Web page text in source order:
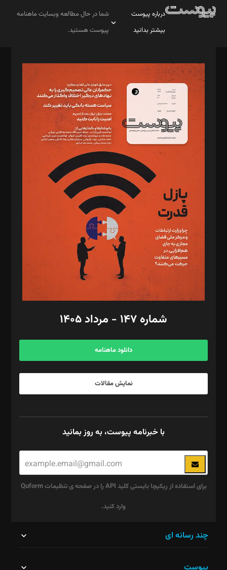
درباره پیوست
بیشتر بدانید
شما در حال مطالعه وبسایت ماهنامه
پیوست هستید.
مدیر مسئول: محمدباقر اثنی‌عشری
سردبیر: مهرک محمودی
دبیر تحریریه: میثم قاسمی
د‌بیر ناداستان: سمانه سمیع
د‌بیر خدمت و تجارت: ابوالفضل رجبی
د‌بیر حقوق فناوری: حسام‌الدین ایپکچی
د‌بیر پیوست جهان: مینا پاکدل
د‌بیر تحریریه آنلاین: بابک نقاش
تحریریه‌: مجتبی محمود‌ی، آرش برهمند، یسنا امان‌پور، سروش کرمیان،
مصطفی مسجدی آرانی، ابوالفضل رجبی، زهرا فکرانه، فائزه فتحی
رستمی،مصطفی باستان
ویرایش: نگار استاد‌‌آقا
طراح یونیفرم: مجید توکلی
فیلمبرداری و عکاسی: امیر شفیعی، مانی لطفی زاده
گرافیک و صفحه‌آرایی: سید‌سبحان‌علی ثابت
مد‌یر توسعه تجاری: کامبیز برید‌
امور مالی: شاپور رهبری، محمد‌ کاظمی‌نیا
آگهی و مشترکین: ۰۹۱۹۹۹۹۰۴۵۴
شماره ۱۴۷ - مرداد ۱۴۰۵
دانلود ماهنامه
نمایش مقالات
با خبرنامه پیوست، به روز بمانید
برای استفاده از ریکپچا بایستی کلید API را در صفحه ی تنظیمات Quform
وارد کنید.
نباید
چند رسانه ای